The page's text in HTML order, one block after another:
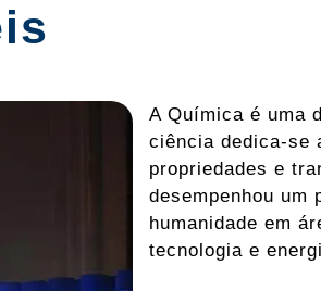
A Química é uma
ciência dedica-se
propriedades e
desempenhou um
humanidade em
tecnologia e